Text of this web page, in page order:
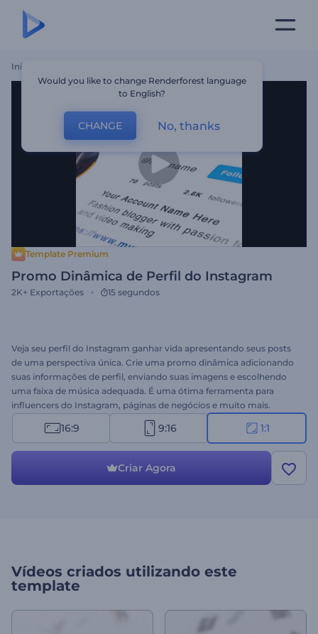
Início
Template Premium
Promo Dinâmica de Perfil do Instagram
2K+ Exportações 15 segundos
Veja seu perfil do Instagram ganhar vida apresentando seus posts
de uma perspectiva única. Crie uma promo dinâmica adicionando
suas informações de perfil, enviando suas imagens e escolhendo
uma faixa de música adequada. É uma ótima ferramenta para
influencers do Instagram, páginas de negócios e muito mais.
Obtenha sua promo exclusiva hoje!
16:9 9:16 1:1
Criar Agora
Vídeos criados utilizando este
template
Would you like to change Renderforest language
to English?
CHANGE No, thanks